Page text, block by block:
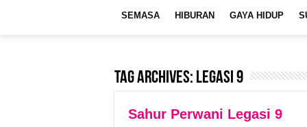
SEMASA HIBURAN GAYA HIDUP
Tag Archives: legasi 9
Sahur Perwani Legasi 9